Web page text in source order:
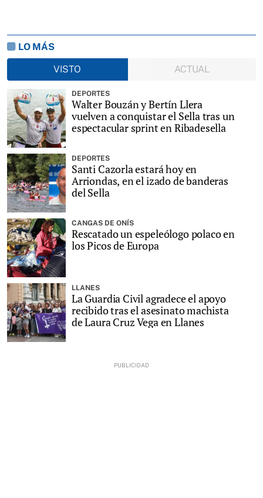
LO MÁS
VISTO
ACTUAL
DEPORTES
Walter Bouzán y Bertín Llera
vuelven a conquistar el Sella tras un
espectacular sprint en Ribadesella
DEPORTES
Santi Cazorla estará hoy en
Arriondas, en el izado de banderas
del Sella
CANGAS DE ONÍS
Rescatado un espeleólogo polaco en
los Picos de Europa
LLANES
La Guardia Civil agradece el apoyo
recibido tras el asesinato machista
de Laura Cruz Vega en Llanes